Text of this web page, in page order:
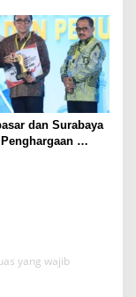
dan Surabaya
yang wajib